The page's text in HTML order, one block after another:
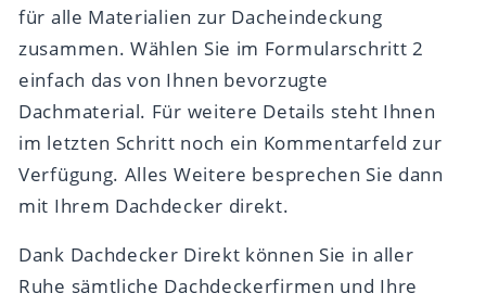
für alle Materialien zur Dacheindeckung
zusammen. Wählen Sie im Formularschritt 2
einfach das von Ihnen bevorzugte
Dachmaterial. Für weitere Details steht Ihnen
im letzten Schritt noch ein Kommentarfeld zur
Verfügung. Alles Weitere besprechen Sie dann
mit Ihrem Dachdecker direkt.
Dank Dachdecker Direkt können Sie in aller
Ruhe sämtliche Dachdeckerfirmen und Ihre